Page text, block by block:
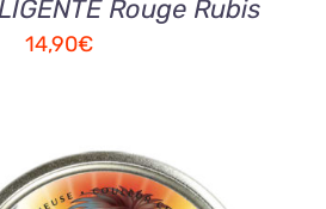
Rouge Rubis
14,90€